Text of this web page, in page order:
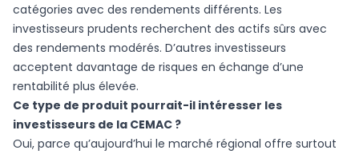
catégories avec des rendements différents. Les
investisseurs prudents recherchent des actifs sûrs avec
des rendements modérés. D’autres investisseurs
acceptent davantage de risques en échange d’une
rentabilité plus élevée.
Ce type de produit pourrait-il intéresser les
investisseurs de la CEMAC ?
Oui, parce qu’aujourd’hui le marché régional offre surtout